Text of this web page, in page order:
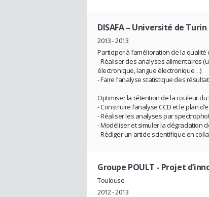
DISAFA – Université de Turin
2013 - 2013
Participer à l’amélioration de la
- Réaliser des analyses alimentaires
électronique, langue électronique…)
- Faire l’analyse statistique des
Optimiser la rétention de la couleur
- Construire l’analyse CCD et le plan
- Réaliser les analyses par
- Modéliser et simuler la dégradation
- Rédiger un article scientifique en
Groupe POULT - Projet
Toulouse
2012 - 2013